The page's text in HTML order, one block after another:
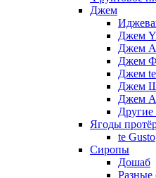
Джем
Джем
Джем
Джем
Джем
Джем
Джем
Другие
Ягоды
te Gusto
Сиропы
Дошаб